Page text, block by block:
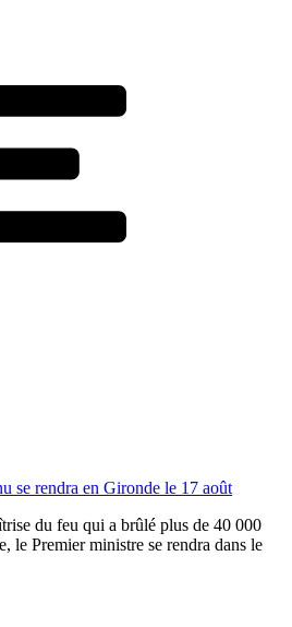
se rendra en Gironde le 17 août
du feu qui a brûlé plus de 40 000
le Premier ministre se rendra dans le